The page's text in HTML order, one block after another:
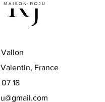
France
18